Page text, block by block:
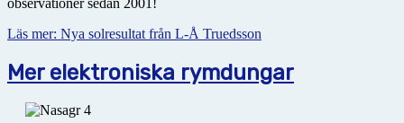
Läs mer: Nya solresultat från L-Å Truedsson
Mer elektroniska rymdungar